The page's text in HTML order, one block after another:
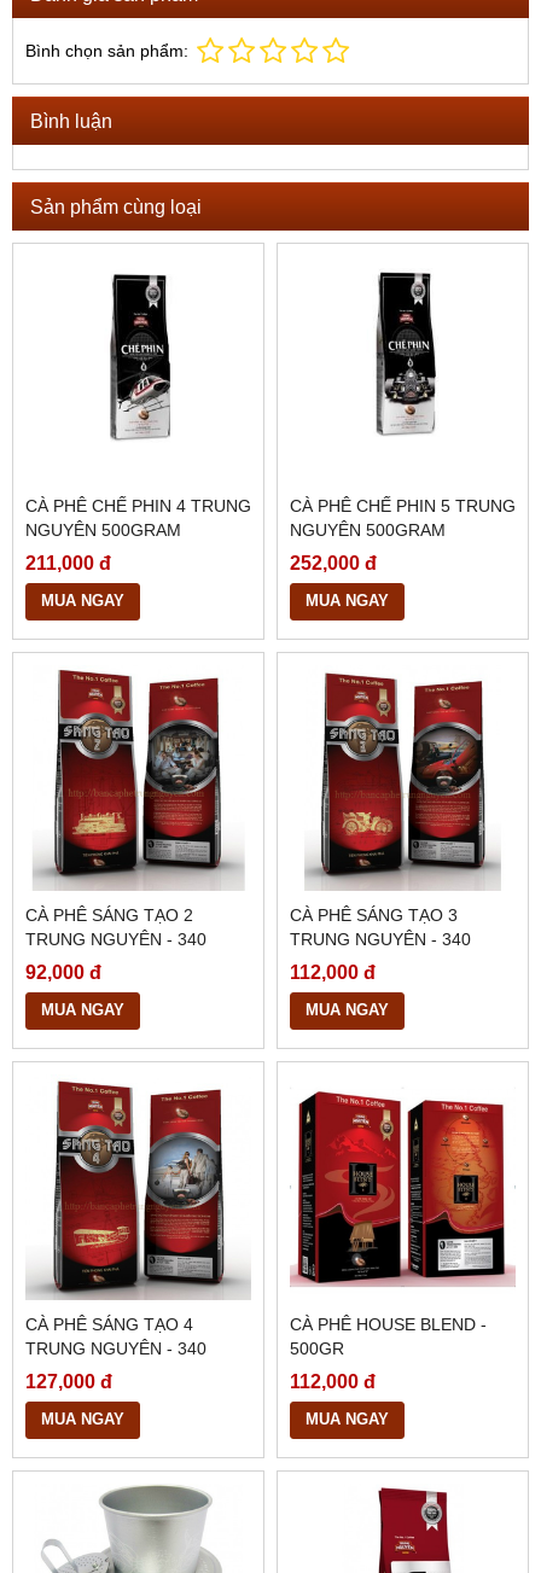
Bình chọn sản phẩm:
Bình luận
Sản phẩm cùng loại
CÀ PHÊ CHẾ PHIN 4 TRUNG
NGUYÊN 500GRAM
211,000 đ
MUA NGAY
CÀ PHÊ CHẾ PHIN 5 TRUNG
NGUYÊN 500GRAM
252,000 đ
MUA NGAY
CÀ PHÊ SÁNG TẠO 2
TRUNG NGUYÊN - 340
GRAM
92,000 đ
MUA NGAY
CÀ PHÊ SÁNG TẠO 3
TRUNG NGUYÊN - 340
GRAM
112,000 đ
MUA NGAY
CÀ PHÊ SÁNG TẠO 4
TRUNG NGUYÊN - 340
GRAM
127,000 đ
MUA NGAY
CÀ PHÊ HOUSE BLEND -
500GR
112,000 đ
MUA NGAY